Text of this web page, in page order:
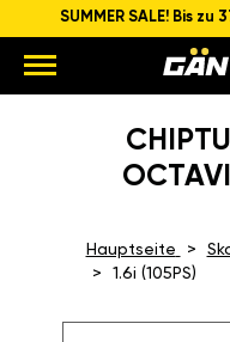
SUMMER SALE! Bis
Hauptseite
1.6i (105PS)